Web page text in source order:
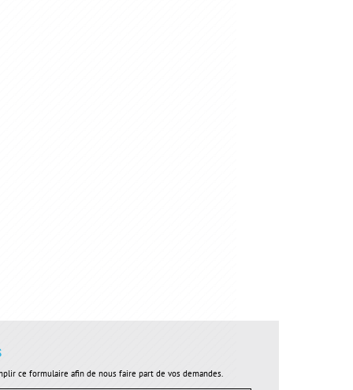
ce formulaire afin de nous faire part de vos demandes.